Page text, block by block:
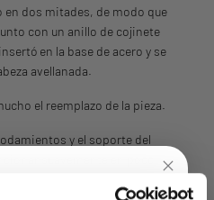
en dos mitades, de modo que
con un anillo de cojinete
en la base de acero y se
avellanada.
el reemplazo de la pieza.
y el soporte del
suavemente en poco